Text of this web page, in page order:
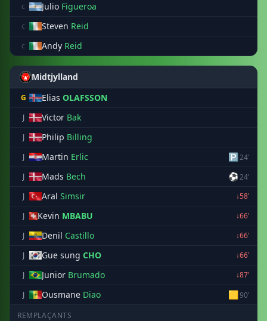
c Julio Figueroa
c Steven Reid
c Andy Reid
Midtjylland
G Elias OLAFSSON
J Victor Bak
J Philip Billing
J Martin Erlic 🅿24'
J
Mads Bech ⚽24'
J
Aral Simsir
↓58'
J
Kevin MBABU
↓66'
J
Denil Castillo
↓66'
J
Gue sung CHO
↓66'
J
Junior Brumado
↓87'
J
Ousmane Diao 🟨90'
REMPLAÇANTS